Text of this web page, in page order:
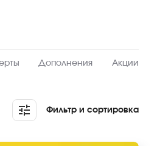
Дополнения Акции
Фильтр и сортировка